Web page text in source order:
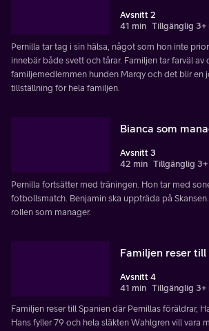
Avsnitt 2
41 min Tillgänglig 3+
Pernilla tar tag i sin hälsa, något som hon inte
innebär både svett och tårar. Familjen tar farväl av
familjemedlemmen hunden Marqy och det blir en
tillställning för hela familjen.
Bianca som
Avsnitt 3
42 min Tillgänglig
Pernilla fortsätter med träningen. Hon tar med
fotbollsmatch. Benjamin ska uppträda på
rollen som manager.
Familjen reser till
Avsnitt 4
41 min Tillgänglig 3+
Familjen reser till Spanien där Pernillas föräldrar,
Hans fyller 79 och hela släkten Wahlgren vill vara